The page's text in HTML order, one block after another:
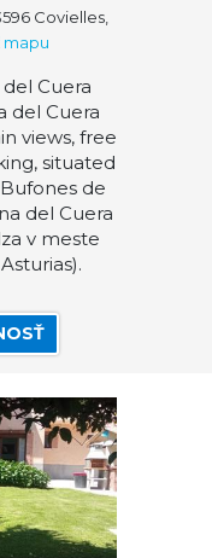
Covielles,
mapu
Cuera
del Cuera
views, free
situated
de
del Cuera
v meste